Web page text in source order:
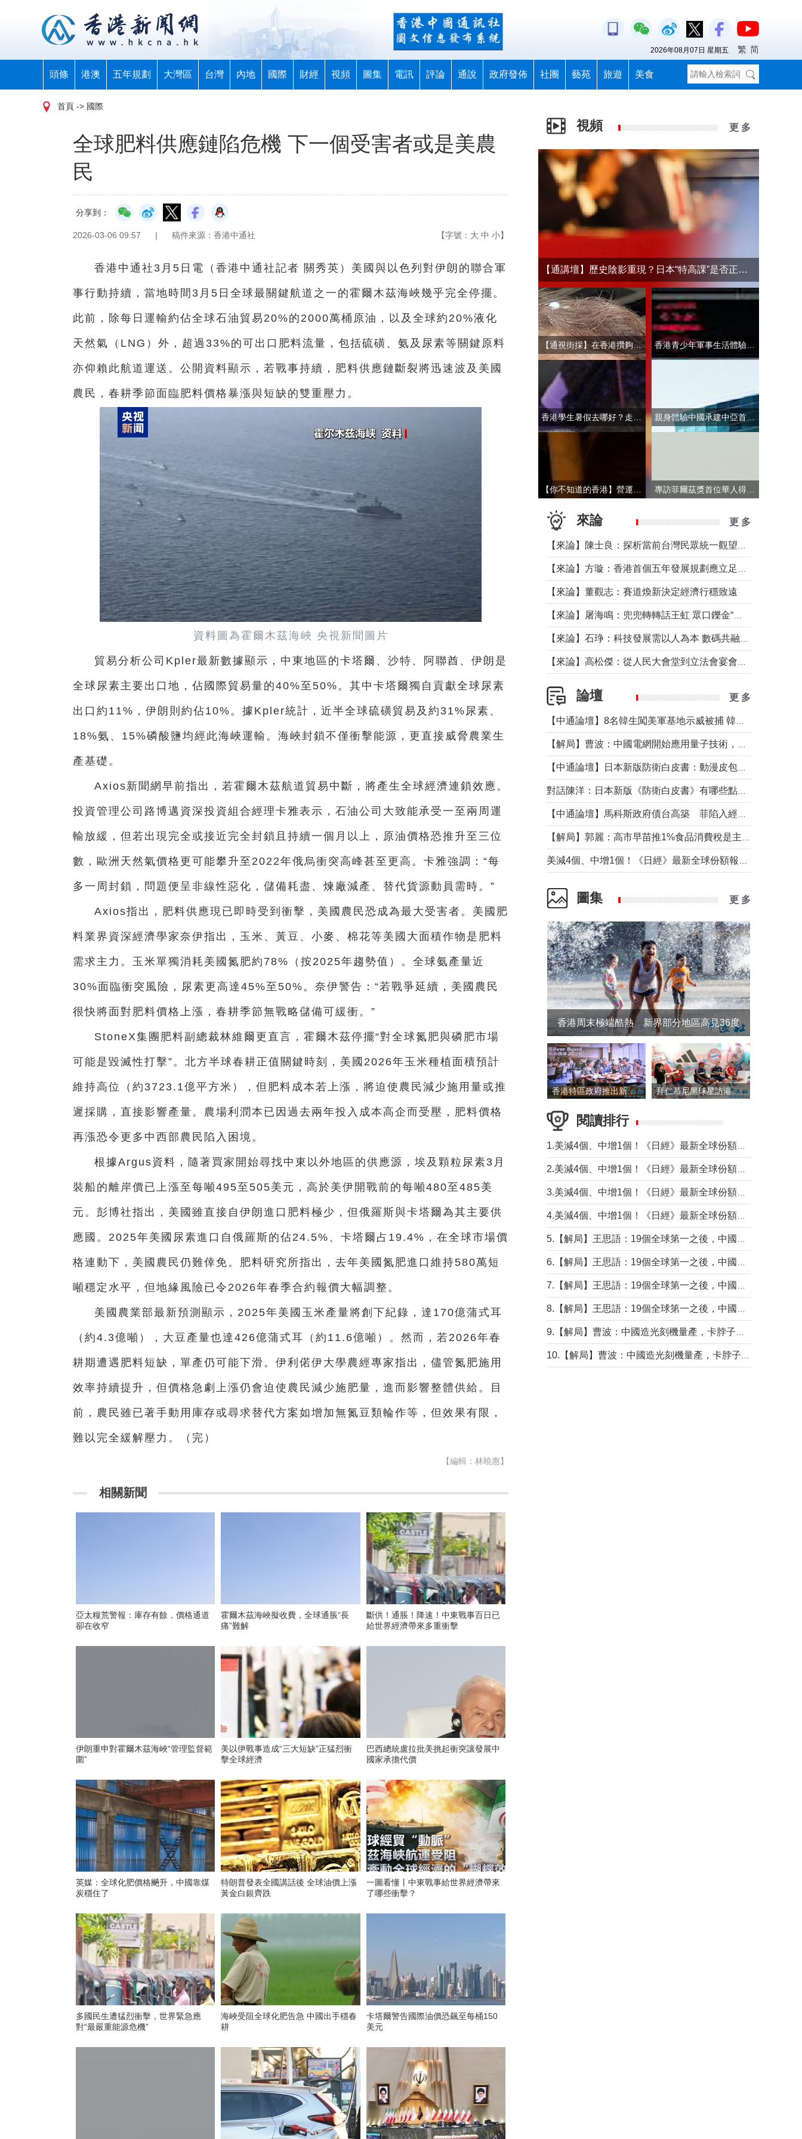
頭條 港澳 五年規劃 大灣區 台灣 內地 國際 財經 視頻 圖集 電訊 評論 通說 政府發佈 社團 藝苑 旅遊 美食
2026年08月07日 星期五 繁 简
首頁 -> 國際
全球肥料供應鏈陷危機 下一個受害者或是美農
民
分享到：
2026-03-06 09:57 | 稿件來源：香港中通社 【字號： 大 中 小】
香港中通社3月5日電（ 香港中通社記者 關秀英 ） 美國與以色列對伊朗的聯合軍
事行動持續，當地時間3月5日全球最關鍵航道之一的霍爾木茲海峽幾乎完全停擺。
此前，除每日運輸約佔全球石油貿易20%的2000萬桶原油，以及全球約20%液化
天然氣（LNG）外，超過33%的可出口肥料流量，包括硫磺、氨及尿素等關鍵原料
亦仰賴此航道運送。公開資料顯示，若戰事持續，肥料供應鏈斷裂將迅速波及美國
農民，春耕季節面臨肥料價格暴漲與短缺的雙重壓力。
資料圖為霍爾木茲海峽 央視新聞圖片
貿易分析公司Kpler最新數據顯示，中東地區的卡塔爾、沙特、阿聯酋、伊朗是
全球尿素主要出口地，佔國際貿易量的40%至50%。其中卡塔爾獨自貢獻全球尿素
出口約11%，伊朗則約佔10%。據Kpler統計，近半全球硫磺貿易及約31%尿素、
18%氨、15%磷酸鹽均經此海峽運輸。海峽封鎖不僅衝擊能源，更直接威脅農業生
產基礎。
Axios新聞網早前指出，若霍爾木茲航道貿易中斷，將產生全球經濟連鎖效應。
投資管理公司路博邁資深投資組合經理卡雅表示，石油公司大致能承受一至兩周運
輸放緩，但若出現完全或接近完全封鎖且持續一個月以上，原油價格恐推升至三位
數，歐洲天然氣價格更可能攀升至2022年俄烏衝突高峰甚至更高。卡雅強調：“每
多一周封鎖，問題便呈非線性惡化，儲備耗盡、煉廠減產、替代貨源動員需時。”
Axios指出，肥料供應現已即時受到衝擊，美國農民恐成為最大受害者。美國肥
料業界資深經濟學家奈伊指出，玉米、黃豆、小麥、棉花等美國大面積作物是肥料
需求主力。玉米單獨消耗美國氮肥約78%（按2025年趨勢值）。全球氨產量近
30%面臨衝突風險，尿素更高達45%至50%。奈伊警告：“若戰爭延續，美國農民
很快將面對肥料價格上漲，春耕季節無戰略儲備可緩衝。”
StoneX集團肥料副總裁林維爾更直言，霍爾木茲停擺“對全球氮肥與磷肥市場
可能是毀滅性打擊”。北方半球春耕正值關鍵時刻，美國2026年玉米種植面積預計
維持高位（約3723.1億平方米），但肥料成本若上漲，將迫使農民減少施用量或推
遲採購，直接影響產量。農場利潤本已因過去兩年投入成本高企而受壓，肥料價格
再漲恐令更多中西部農民陷入困境。
根據Argus資料，隨著買家開始尋找中東以外地區的供應源，埃及顆粒尿素3月
裝船的離岸價已上漲至每噸495至505美元，高於美伊開戰前的每噸480至485美
元。彭博社指出，美國雖直接自伊朗進口肥料極少，但俄羅斯與卡塔爾為其主要供
應國。2025年美國尿素進口自俄羅斯的佔24.5%、卡塔爾占19.4%，在全球市場價
格連動下，美國農民仍難倖免。肥料研究所指出，去年美國氮肥進口維持580萬短
噸穩定水平，但地緣風險已令2026年春季合約報價大幅調整。
美國農業部最新預測顯示，2025年美國玉米產量將創下紀錄，達170億蒲式耳
（約4.3億噸），大豆產量也達426億蒲式耳（約11.6億噸）。然而，若2026年春
耕期遭遇肥料短缺，單產仍可能下滑。伊利偌伊大學農經專家指出，儘管氮肥施用
效率持續提升，但價格急劇上漲仍會迫使農民減少施肥量，進而影響整體供給。目
前，農民雖已著手動用庫存或尋求替代方案如增加無氮豆類輪作等，但效果有限，
難以完全緩解壓力。（完）
【編輯：林曉惠】
相關新聞
亞太糧荒警報：庫存有餘，價格通道
卻在收窄
霍爾木茲海峽擬收費，全球通脹“長
痛”難解
斷供！通脹！降速！中東戰事百日已
給世界經濟帶來多重衝擊
伊朗重申對霍爾木茲海峽“管理監督範
圍”
美以伊戰事造成“三大短缺”正猛烈衝
擊全球經濟
巴西總統盧拉批美挑起衝突讓發展中
國家承擔代價
英媒：全球化肥價格飈升，中國靠煤
炭穩住了
特朗普發表全國講話後 全球油價上漲
黃金白銀齊跌
一圖看懂丨中東戰事給世界經濟帶來
了哪些衝擊？
多國民生遭猛烈衝擊，世界緊急應
對“最嚴重能源危機”
海峽受阻全球化肥告急 中國出手穩春
耕
卡塔爾警告國際油價恐飆至每桶150
美元
視頻 更 多
【通講壇】歷史陰影重現？日本“特高課”是否正在借殼還魂
【通視街採】在香港攢夠多少錢才敢退休？有人退而不休，有人放眼大灣區
來論 更 多
【來論】董觀志：賽道煥新決定經濟行穩致遠
論壇 更 多
圖集 更 多
香港周末極端酷熱 新界部分地區高見36度
香港特區政府推出新一批銀色債券 每手1萬元保底息4.25厘 拜仁慕尼黑球星訪港 與球迷近距離互動
閱讀排行